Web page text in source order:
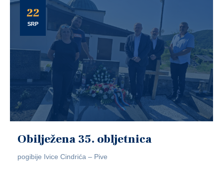
22
SRP
Obilježena 35. obljetnica
pogibije Ivice Cindrića – Pive